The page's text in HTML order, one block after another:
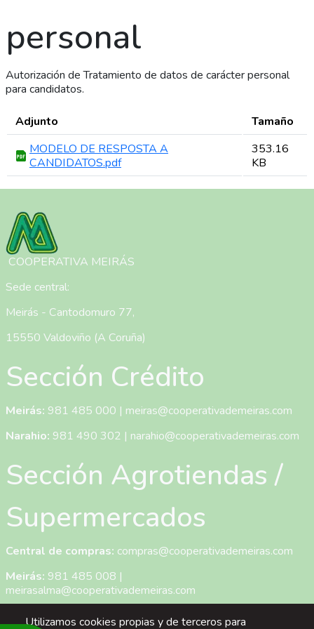
personal
Autorización de Tratamiento de datos de carácter personal
para candidatos.
Adjunto
Tamaño
MODELO DE RESPOSTA A
CANDIDATOS.pdf
353.16
KB
Imagen
COOPERATIVA MEIRÁS
Sede central:
Meirás - Cantodomuro 77,
15550 Valdoviño (A Coruña)
Sección Crédito
Meirás: 981 485 000 | meiras@cooperativademeiras.com
Narahio: 981 490 302 | narahio@cooperativademeiras.com
Sección Agrotiendas /
Supermercados
Central de compras: compras@cooperativademeiras.com
Meirás: 981 485 008 |
meirasalma@cooperativademeiras.com
San Mateo:
981 333 140
|
Utilizamos cookies propias y de terceros para